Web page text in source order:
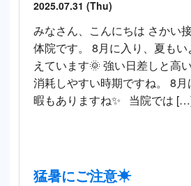
2025.07.31 (Thu)
みなさん、こんにちは さかい
体院です。 8月に入り、夏も
えています🌞 強い日差しと高
消耗しやすい時期ですね。 8
暇もありますね✨ 当院では
猛暑にご注意☀